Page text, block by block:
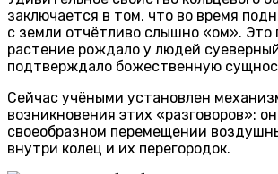
заключается в том, что во время
с земли отчётливо слышно «ом». Это
растение рождало у людей
подтверждало божественную
Сейчас учёными установлен
возникновения этих «разговоров»:
своеобразном перемещении
внутри колец и их перегородок.